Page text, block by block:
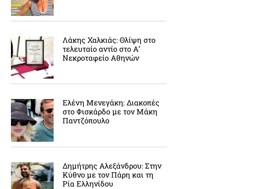
Λάκης Χαλκιάς: Θλίψη στο
τελευταίο αντίο στο Α’
Νεκροταφείο Αθηνών
Ελένη Μενεγάκη: Διακοπές
στο Φισκάρδο με τον Μάκη
Παντζόπουλο
Δημήτρης Αλεξάνδρου: Στην
Κύθνο με τον Πάρη και τη
Ρία Ελληνίδου